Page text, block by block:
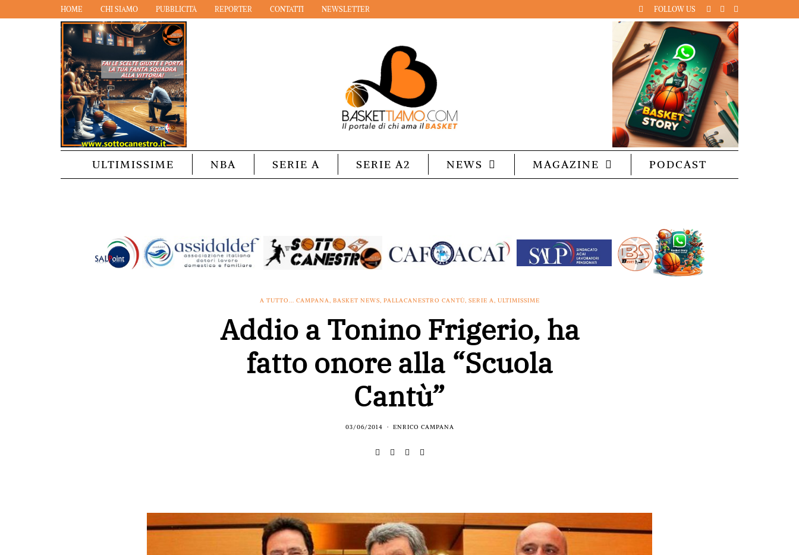
HOME CHI SIAMO PUBBLICITÀ REPORTER CONTATTI NEWSLETTER FOLLOW US
ULTIMISSIME NBA SERIE A SERIE A2 NEWS MAGAZINE PODCAST
A TUTTO... CAMPANA, BASKET NEWS, PALLACANESTRO CANTÙ, SERIE A, ULTIMISSIME
Addio a Tonino Frigerio, ha
fatto onore alla “Scuola
Cantù”
03/06/2014 ENRICO CAMPANA